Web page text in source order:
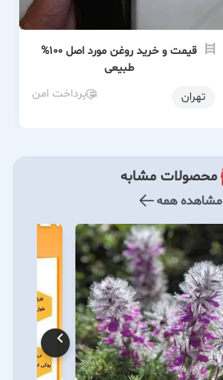
قیمت و خرید روغن مورد اصل 100%
طبیعی
تهران
پرداخت امن
محصولات مشابه
مشاهده همه